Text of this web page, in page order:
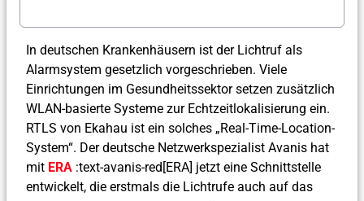
In deutschen Krankenhäusern ist der Lichtruf als
Alarmsystem gesetzlich vorgeschrieben. Viele
Einrichtungen im Gesundheitssektor setzen zusätzlich
WLAN-basierte Systeme zur Echtzeitlokalisierung ein.
RTLS von Ekahau ist ein solches „Real-Time-Location-
System“. Der deutsche Netzwerkspezialist Avanis hat
mit ERA :text-avanis-red[ERA] jetzt eine Schnittstelle
entwickelt, die erstmals die Lichtrufe auch auf das